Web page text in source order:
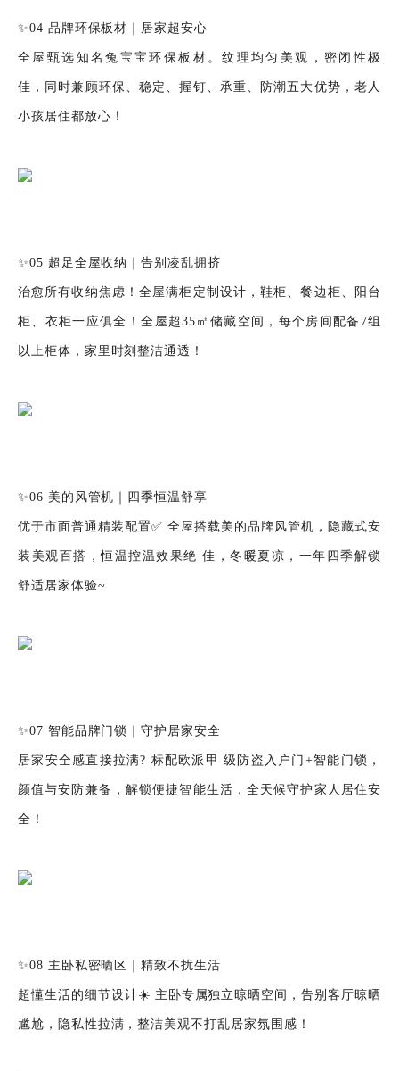
✨04 品牌环保板材｜居家超安心
全屋甄选知名兔宝宝环保板材。纹理均匀美观，密闭性极
佳，同时兼顾环保、稳定、握钉、承重、防潮五大优势，老人
小孩居住都放心！
✨05 超足全屋收纳｜告别凌乱拥挤
治愈所有收纳焦虑！全屋满柜定制设计，鞋柜、餐边柜、阳台
柜、衣柜一应俱全！全屋超35㎡储藏空间，每个房间配备7组
以上柜体，家里时刻整洁通透！
✨06 美的风管机｜四季恒温舒享
优于市面普通精装配置✅ 全屋搭载美的品牌风管机，隐藏式安
装美观百搭，恒温控温效果绝 佳，冬暖夏凉，一年四季解锁
舒适居家体验~
✨07 智能品牌门锁｜守护居家安全
居家安全感直接拉满? 标配欧派甲 级防盗入户门+智能门锁，
颜值与安防兼备，解锁便捷智能生活，全天候守护家人居住安
全！
✨08 主卧私密晒区｜精致不扰生活
超懂生活的细节设计☀️ 主卧专属独立晾晒空间，告别客厅晾晒
尴尬，隐私性拉满，整洁美观不打乱居家氛围感！